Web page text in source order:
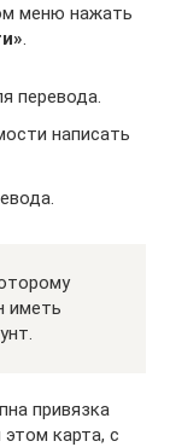
меню нажать
.
перевода.
написать
иметь
привязка
карта, с